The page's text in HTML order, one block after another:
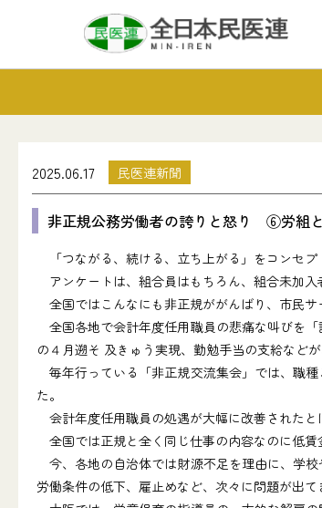
2025.06.17 民医連新聞
非正規公務労働者の誇りと怒り ⑥労組
「つながる、続ける、立ち上がる」をコンセプ
アンケートは、組合員はもちろん、組合未加入
全国ではこんなにも非正規ががんばり、市民サ
全国各地で会計年度任用職員の悲痛な叫びを
の４月遡そ 及きゅう実現、勤勉手当の支給など
毎年行っている「非正規交流集会」では、職
た。
会計年度任用職員の処遇が大幅に改善された
全国では正規と全く同じ仕事の内容なのに低賃
今、各地の自治体では財源不足を理由に、学
労働条件の低下、雇止めなど、次々に問題が出て